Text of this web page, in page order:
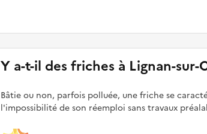
Y a-t-il des friches à Lignan-sur-
Bâtie ou non, parfois polluée, une friche se
l'impossibilité de son réemploi sans travaux